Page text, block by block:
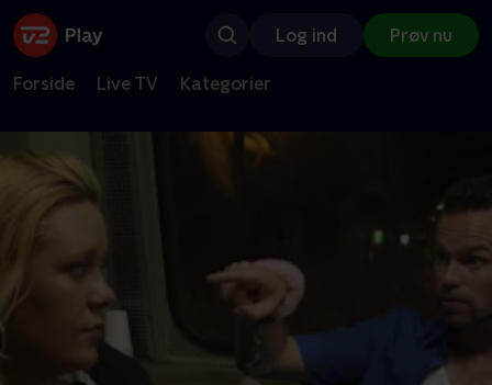
Log ind Prøv nu
Forside Live TV Kategorier